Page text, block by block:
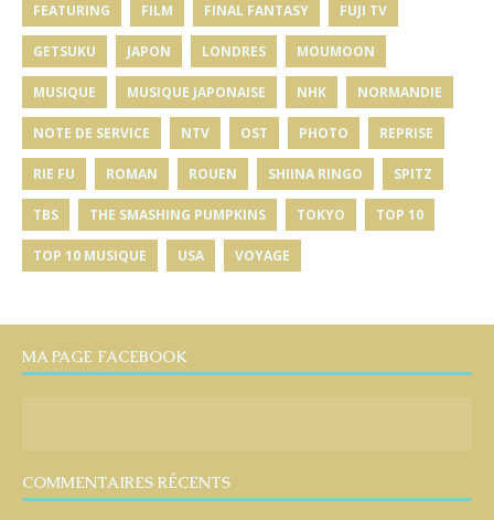
FEATURING FILM FINAL FANTASY FUJI TV
GETSUKU JAPON LONDRES MOUMOON
MUSIQUE MUSIQUE JAPONAISE NHK NORMANDIE
NOTE DE SERVICE NTV OST PHOTO REPRISE
RIE FU ROMAN ROUEN SHIINA RINGO SPITZ
TBS THE SMASHING PUMPKINS TOKYO TOP 10
TOP 10 MUSIQUE USA VOYAGE
MA PAGE FACEBOOK
COMMENTAIRES RÉCENTS